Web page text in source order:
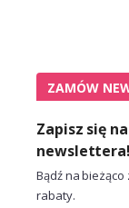
ZAMÓW
Zapisz się
newslettera!
Bądź na
rabaty.